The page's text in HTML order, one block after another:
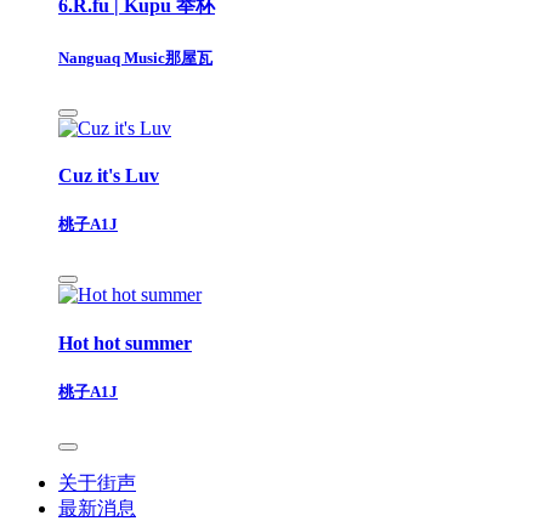
6.R.fu | Kupu 举杯
Nanguaq Music那屋瓦
Cuz it's Luv
桃子A1J
Hot hot summer
桃子A1J
关于街声
最新消息